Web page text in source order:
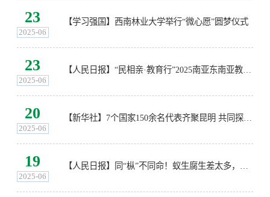
23
2025-06
【学习强国】西南林业大学举行“微心愿”圆梦仪式
23
2025-06
【人民日报】“民相亲·教育行”2025南亚东南亚教育合作昆明论坛在昆举行
20
2025-06
【新华社】7个国家150余名代表齐聚昆明 共同探讨林业科技创新教育合作
19
2025-06